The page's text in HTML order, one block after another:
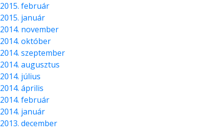
2015. február
2015. január
2014. november
2014. október
2014. szeptember
2014. augusztus
2014. július
2014. április
2014. február
2014. január
2013. december